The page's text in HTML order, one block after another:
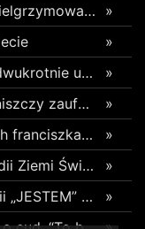
»
Przeor Jasnej Góry: „W pieszym pielgrzymowaniu jest coś niezwykłego”
»
»
Ukraina: klasztor w Kramatorsku dwukrotnie uszkodzony w ciągu trzech tygodni
»
Franciszkanie na Ukrainie: wojna niszczy zaufanie
»
„Pieśń niewyśpiewana” w ogrodach franciszkańskich w Radomsku
»
Góra Tabor: franciszkanie z Kustodii Ziemi Świętej świętowali Przemienienie Pańskie
»
Nowe odcinki franciszkańskiej serii „JESTEM” z poruszającym świadectwami o błogosławionych z Pariacoto w 35. rocznicę ich męczeńskiej śmierci